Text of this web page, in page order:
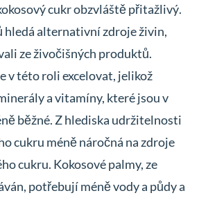
cukr obzvláště přitažlivý.
hledá alternativní zdroje živin,
ze živočišných produktů.
v této roli excelovat, jelikož
a vitamíny, které jsou v
běžné. Z hlediska udržitelnosti
cukru méně náročná na zdroje
cukru. Kokosové palmy, ze
potřebují méně vody a půdy a